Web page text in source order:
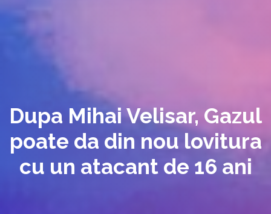
Dupa Mihai Velisar, Gazul
poate da din nou lovitura
cu un atacant de 16 ani